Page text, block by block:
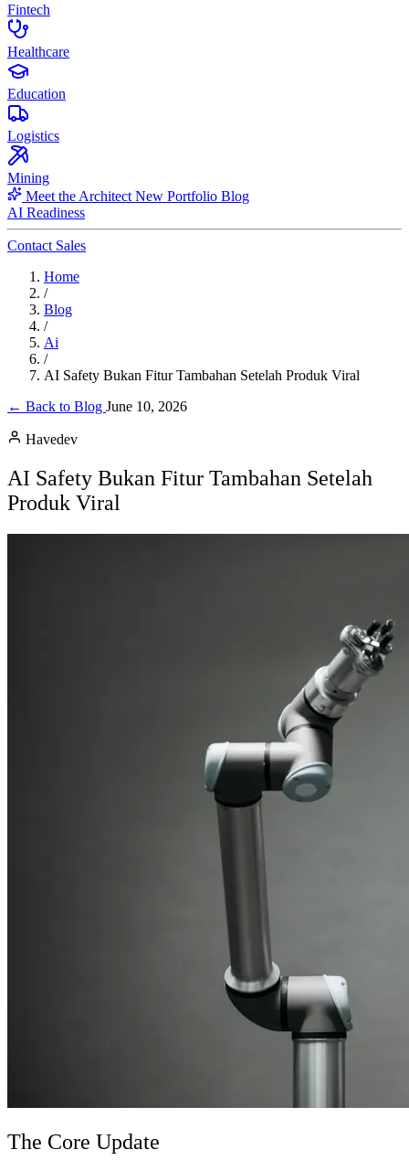
Fintech
Healthcare
Education
Logistics
Mining
Meet the Architect New Portfolio Blog
AI Readiness
Contact Sales
Home
/
Blog
/
Ai
/
AI Safety Bukan Fitur Tambahan Setelah Produk Viral
← Back to Blog June 10, 2026
Havedev
AI Safety Bukan Fitur Tambahan Setelah
Produk Viral
The Core Update